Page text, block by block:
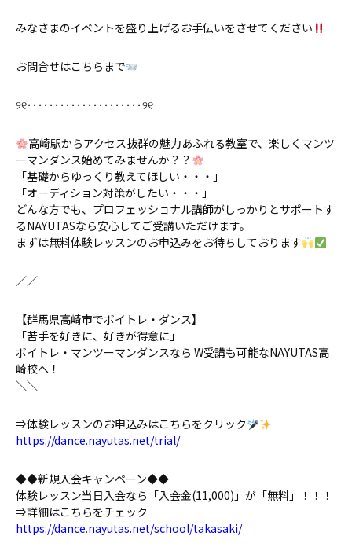
みなさまのイベントを盛り上げるお手伝いをさせてください
お問合せはこちらまで
୨୧･････････････････････୨୧
高崎駅からアクセス抜群の魅力あふれる教室で、楽しくマンツ
ーマンダンス始めてみませんか？？
「基礎からゆっくり教えてほしい・・・」
「オーディション対策がしたい・・・」
どんな方でも、プロフェッショナル講師がしっかりとサポートす
るNAYUTASなら安心してご受講いただけます。
まずは無料体験レッスンのお申込みをお待ちしております
／／
【群馬県高崎市でボイトレ・ダンス】
「苦手を好きに、好きが得意に」
ボイトレ・マンツーマンダンスなら W受講も可能なNAYUTAS高
崎校へ！
＼＼
⇒体験レッスンのお申込みはこちらをクリック
https://dance.nayutas.net/trial/
◆◆新規入会キャンペーン◆◆
体験レッスン当日入会なら「入会金(11,000)」が「無料」！！！
⇒詳細はこちらをチェック
https://dance.nayutas.net/school/takasaki/